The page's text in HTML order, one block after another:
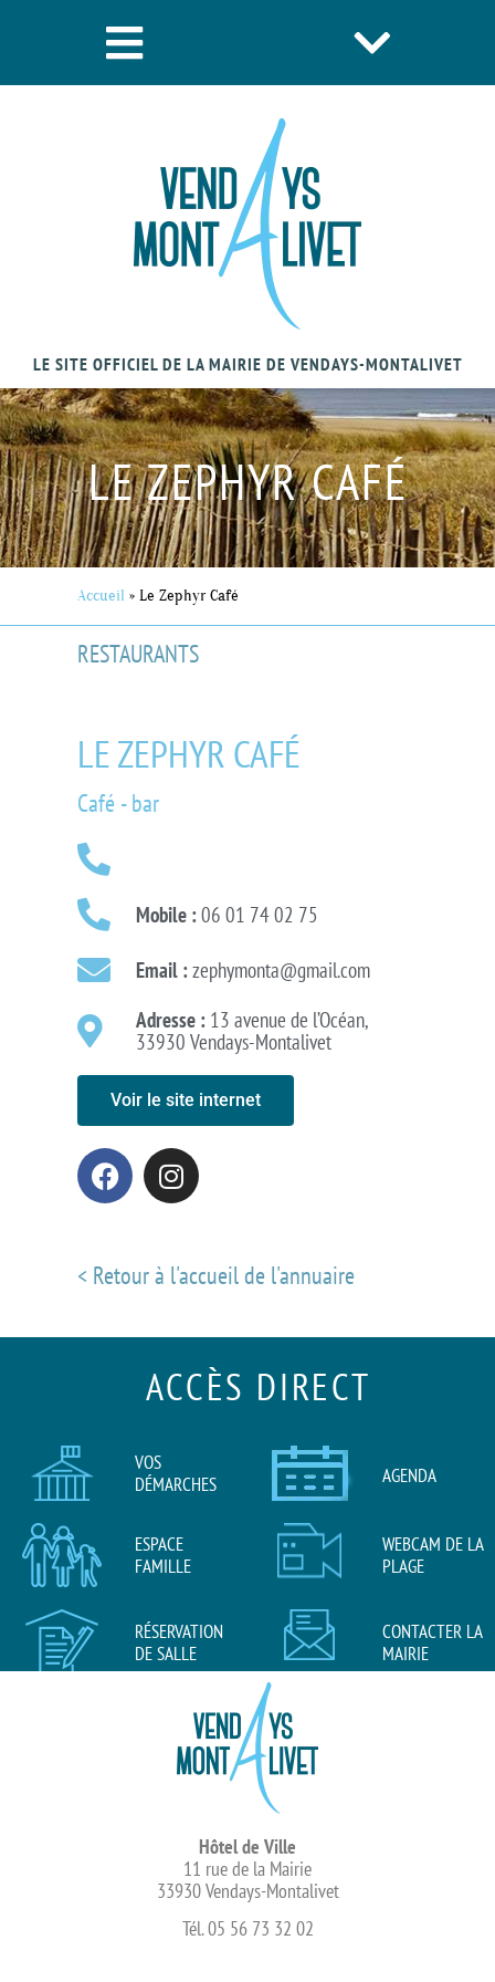
LE SITE OFFICIEL DE LA MAIRIE DE VENDAYS-MONTALIVET
LE ZEPHYR CAFÉ
Accueil » Le Zephyr Café
RESTAURANTS
LE ZEPHYR CAFÉ
Café - bar
Mobile :06 01 74 02 75
Email :zephymonta@gmail.com
Adresse :13 avenue de l’Océan,
33930 Vendays-Montalivet
Voir le site internet
< Retour à l'accueil de l'annuaire
ACCÈS DIRECT
VOS
DÉMARCHES
AGENDA
ESPACE
FAMILLE
WEBCAM DE LA
PLAGE
RÉSERVATION
DE SALLE
CONTACTER LA
MAIRIE
Hôtel de Ville
11 rue de la Mairie
33930 Vendays-Montalivet
Tél. 05 56 73 32 02